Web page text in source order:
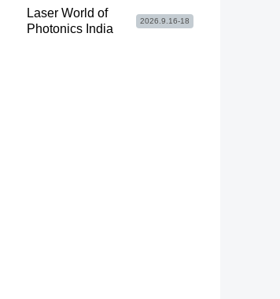
Laser World of
Photonics India
2026.9.16-18